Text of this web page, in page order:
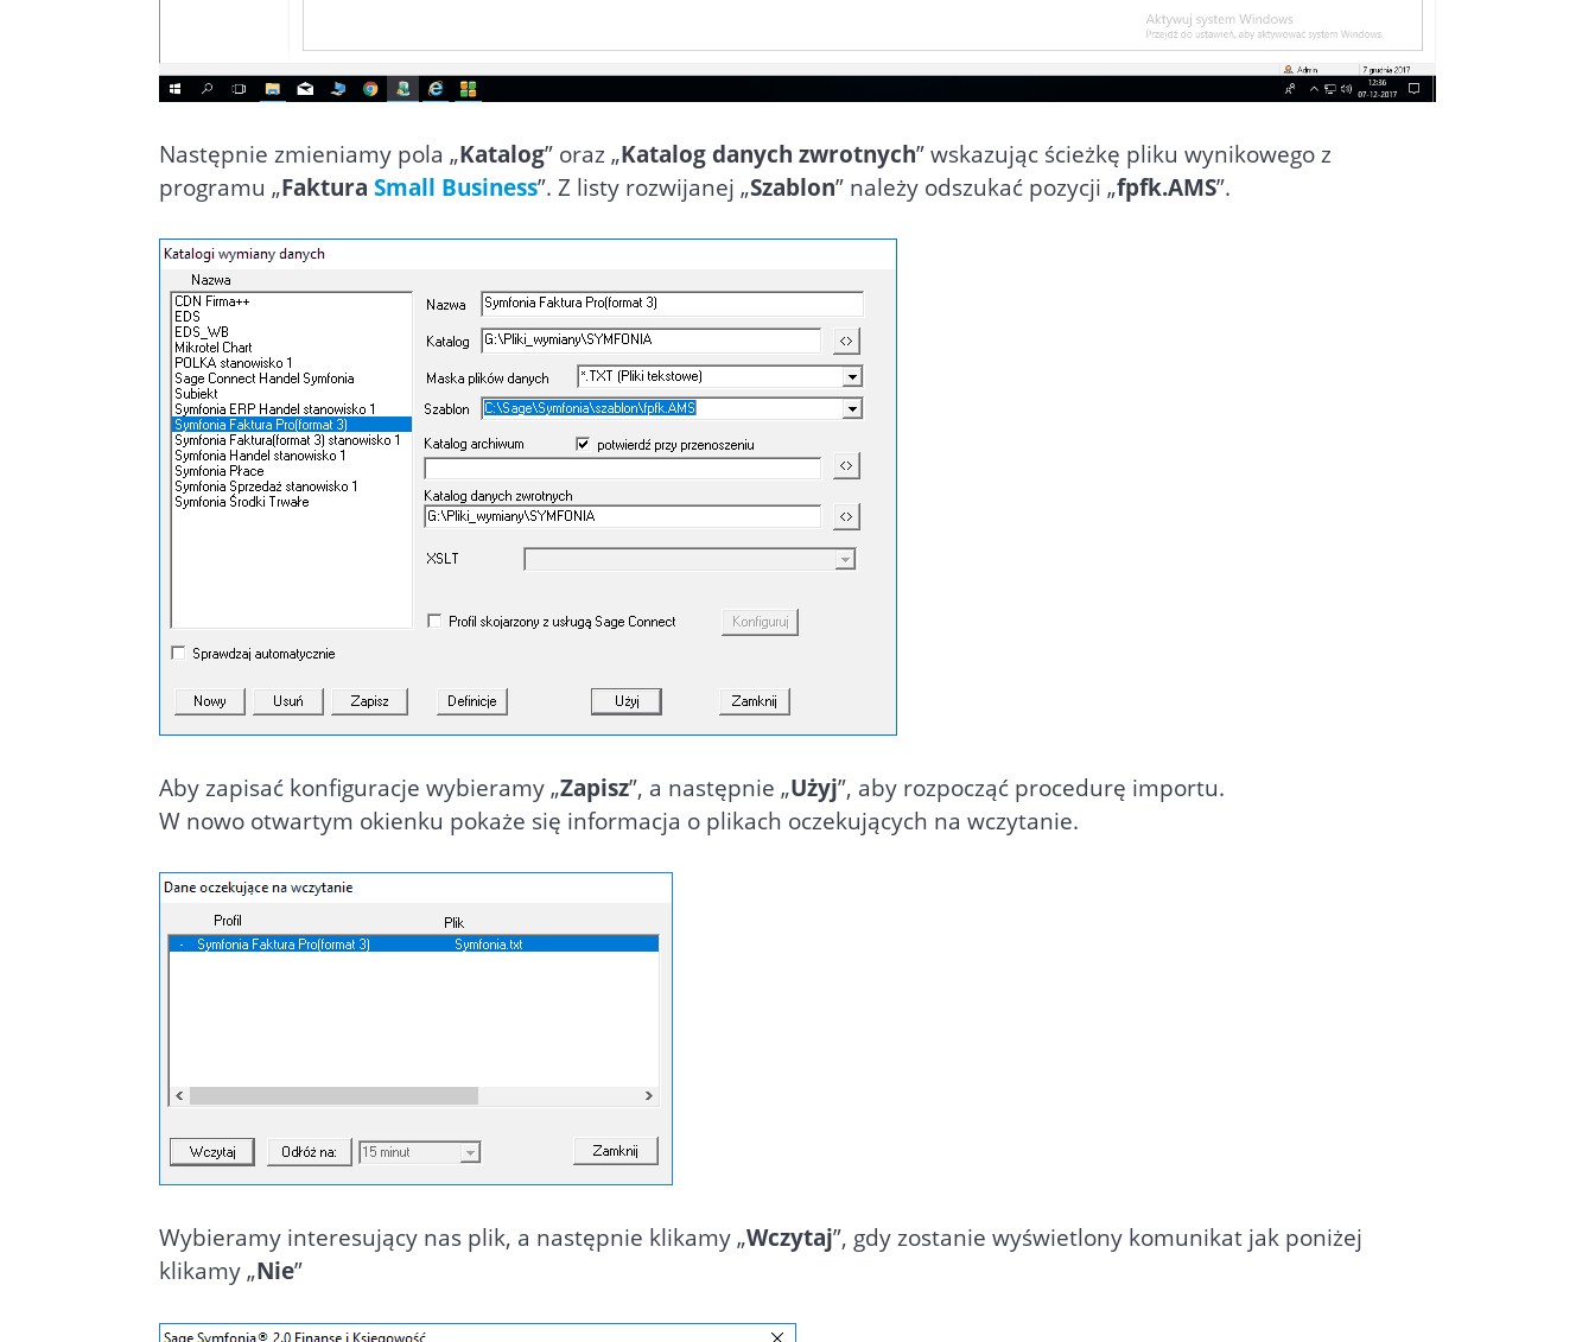
Następnie zmieniamy pola „Katalog” oraz „Katalog danych zwrotnych” wskazując ścieżkę pliku wynikowego z
programu „FakturaSmall Business”. Z listy rozwijanej „Szablon” należy odszukać pozycji „fpfk.AMS”.
Aby zapisać konfiguracje wybieramy „Zapisz”, a następnie „Użyj”, aby rozpocząć procedurę importu.
W nowo otwartym okienku pokaże się informacja o plikach oczekujących na wczytanie.
Wybieramy interesujący nas plik, a następnie klikamy „Wczytaj”, gdy zostanie wyświetlony komunikat jak poniżej
klikamy „Nie”